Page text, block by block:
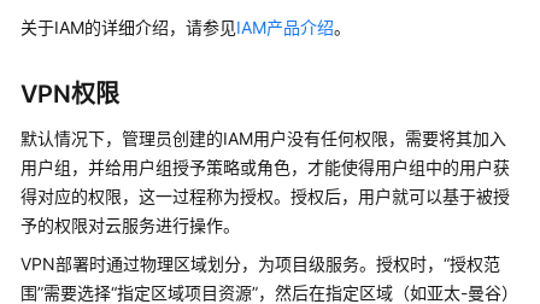
拟
用
络
产
品
势
关于IAM的详细介绍，请参见IAM产品介绍。
VPN权限
默认情况下，管理员创建的IAM用户没有任何权限，需要将其加入
用户组，并给用户组授予策略或角色，才能使得用户组中的用户获
得对应的权限，这一过程称为授权。授权后，用户就可以基于被授
予的权限对云服务进行操作。
VPN部署时通过物理区域划分，为项目级服务。授权时，“授权范
围”需要选择“指定区域项目资源”，然后在指定区域（如亚太-曼谷）